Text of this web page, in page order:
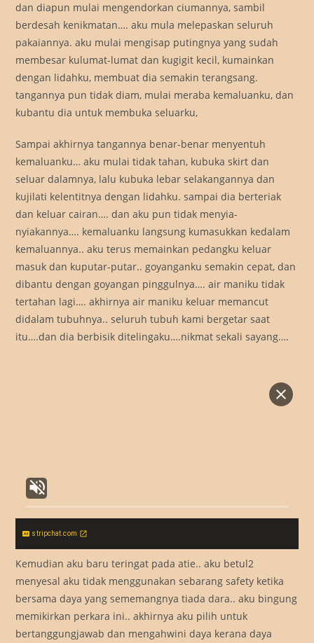
dan diapun mulai mengendorkan ciumannya, sambil
berdesah kenikmatan…. aku mula melepaskan seluruh
pakaiannya. aku mulai mengisap putingnya yang sudah
membesar kulumat-lumat dan kugigit kecil, kumainkan
dengan lidahku, membuat dia semakin terangsang.
tangannya pun tidak diam, mulai meraba kemaluanku, dan
kubantu dia untuk membuka seluarku,
Sampai akhirnya tangannya benar-benar menyentuh
kemaluanku… aku mulai tidak tahan, kubuka skirt dan
seluar dalamnya, lalu kubuka lebar selakangannya dan
kujilati kelentitnya dengan lidahku. sampai dia berteriak
dan keluar cairan…. dan aku pun tidak menyia-
nyiakannya…. kemaluanku langsung kumasukkan kedalam
kemaluannya.. aku terus memainkan pedangku keluar
masuk dan kuputar-putar.. goyanganku semakin cepat, dan
dibantu dengan goyangan pinggulnya…. air maniku tidak
tertahan lagi…. akhirnya air maniku keluar memancut
didalam tubuhnya.. seluruh tubuh kami bergetar saat
itu….dan dia berbisik ditelingaku….nikmat sekali sayang….
stripchat.com
Kemudian aku baru teringat pada atie.. aku betul2
menyesal aku tidak menggunakan sebarang safety ketika
bersama daya yang sememangnya tiada dara.. aku bingung
memikirkan perkara ini.. akhirnya aku pilih untuk
bertanggungjawab dan mengahwini daya kerana daya